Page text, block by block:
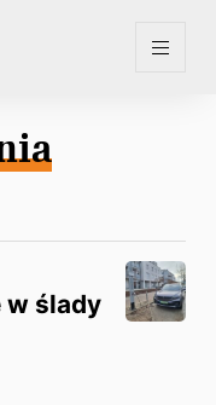
w ślady